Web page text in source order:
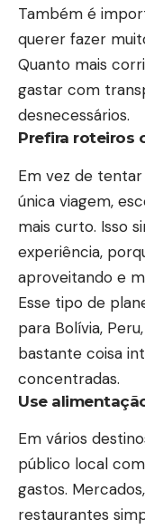
Também é
querer fazer
Quanto mais
gastar com
desnecessários.
Prefira roteiros
Em vez de
única viagem,
mais curto. Isso
experiência,
aproveitando e
Esse tipo de
para Bolívia,
bastante coisa
concentradas.
Use
Em vários
público local
gastos.
restaurantes